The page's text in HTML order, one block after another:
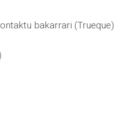
bakarrari (Trueque)